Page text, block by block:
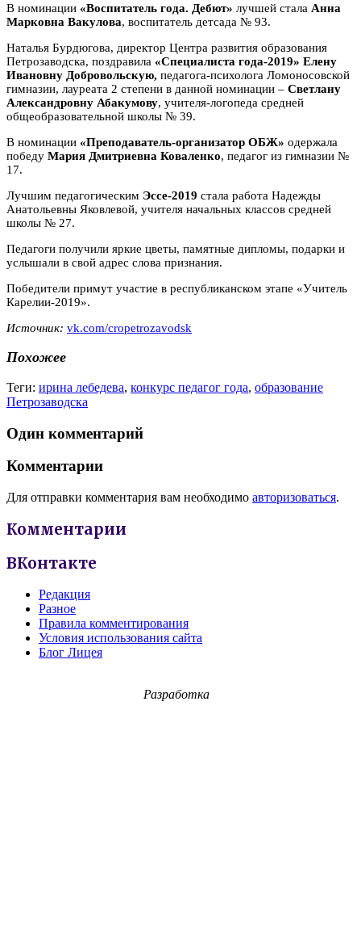
В номинации «Воспитатель года. Дебют» лучшей стала Анна
Марковна Вакулова, воспитатель детсада № 93.
Наталья Бурдюгова, директор Центра развития образования
Петрозаводска, поздравила «Специалиста года-2019» Елену
Ивановну Добровольскую, педагога-психолога Ломоносовской
гимназии, лауреата 2 степени в данной номинации – Светлану
Александровну Абакумову, учителя-логопеда средней
общеобразовательной школы № 39.
В номинации «Преподаватель-организатор ОБЖ» одержала
победу Мария Дмитриевна Коваленко, педагог из гимназии №
17.
Лучшим педагогическим Эссе-2019 стала работа Надежды
Анатольевны Яковлевой, учителя начальных классов средней
школы № 27.
Педагоги получили яркие цветы, памятные дипломы, подарки и
услышали в свой адрес слова признания.
Победители примут участие в республиканском этапе «Учитель
Карелии-2019».
Источник: vk.com/cropetrozavodsk
Похожее
Теги: ирина лебедева, конкурс педагог года, образование
Петрозаводска
Один комментарий
Комментарии
Для отправки комментария вам необходимо авторизоваться.
Комментарии
ВКонтакте
Редакция
Разное
Правила комментирования
Условия использования сайта
Блог Лицея
Разработка